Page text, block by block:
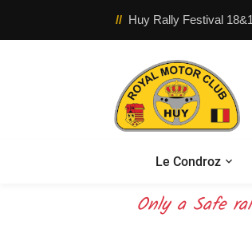
// Huy Rally Festival
Le Condroz
Only a Safe
OUR mission